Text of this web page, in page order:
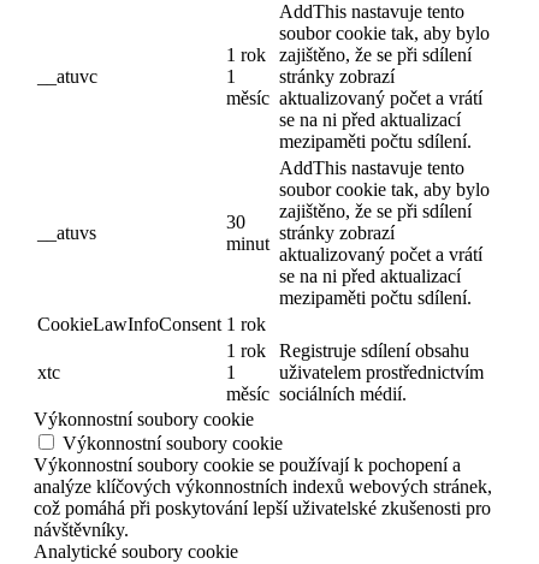
__atuvc
1 rok
1
měsíc
AddThis nastavuje tento
soubor cookie tak, aby bylo
zajištěno, že se při sdílení
stránky zobrazí
aktualizovaný počet a vrátí
se na ni před aktualizací
mezipaměti počtu sdílení.
__atuvs
30
minut
AddThis nastavuje tento
soubor cookie tak, aby bylo
zajištěno, že se při sdílení
stránky zobrazí
aktualizovaný počet a vrátí
se na ni před aktualizací
mezipaměti počtu sdílení.
CookieLawInfoConsent 1 rok
xtc
1 rok
1
měsíc
Registruje sdílení obsahu
uživatelem prostřednictvím
sociálních médií.
Výkonnostní soubory cookie
Výkonnostní soubory cookie
Výkonnostní soubory cookie se používají k pochopení a
analýze klíčových výkonnostních indexů webových stránek,
což pomáhá při poskytování lepší uživatelské zkušenosti pro
návštěvníky.
Analytické soubory cookie